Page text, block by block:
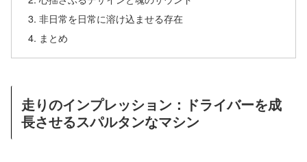
非日常を日常に溶け込ませる存在
まとめ
走りのインプレッション：ドライバーを成
長させるスパルタンなマシン